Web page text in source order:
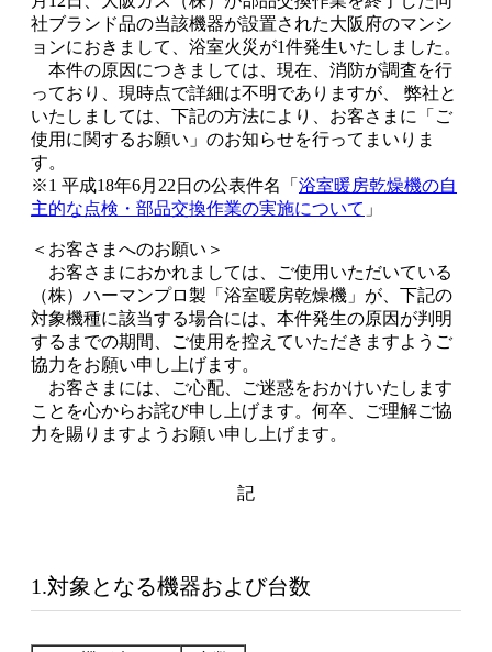
社ブランド品の当該機器が設置された大阪府のマンシ
ョンにおきまして、浴室火災が1件発生いたしました。
本件の原因につきましては、現在、消防が調査を行
っており、現時点で詳細は不明でありますが、 弊社と
いたしましては、下記の方法により、お客さまに「ご
使用に関するお願い」のお知らせを行ってまいりま
す。
※1 平成18年6月22日の公表件名「 浴室暖房乾燥機の自
主的な点検・部品交換作業の実施について 」
＜お客さまへのお願い＞
お客さまにおかれましては、ご使用いただいている
（株）ハーマンプロ製「浴室暖房乾燥機」が、下記の
対象機種に該当する場合には、本件発生の原因が判明
するまでの期間、ご使用を控えていただきますようご
協力をお願い申し上げます。
お客さまには、ご心配、ご迷惑をおかけいたします
ことを心からお詫び申し上げます。何卒、ご理解ご協
力を賜りますようお願い申し上げます。
記
1.対象となる機器および台数